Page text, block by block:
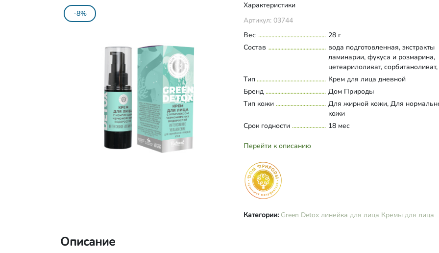
-8%
Характеристики
Артикул: 03744
Вес
28 г
Состав
вода подготовленная, экстракты
ламинарии, фукуса и розмарина,
цетеарилоливат, сорбитаноливат,
глицерилстеарат, глицерин,
масло миндаля, масло кокоса,
розы, протеины пшеницы,
гиалуроновая кислота, лауроил
глутамат натрия, стеароиллактилат
натрия, цетеариловый спирт,
Развернуть состав
Тип
Крем для лица дневной
Бренд
Дом Природы
Тип кожи
Для жирной кожи, Для
кожи
Срок годности
18 мес
Перейти к описанию
Категории: Green Detox линейка для лица Кремы для лица
Описание